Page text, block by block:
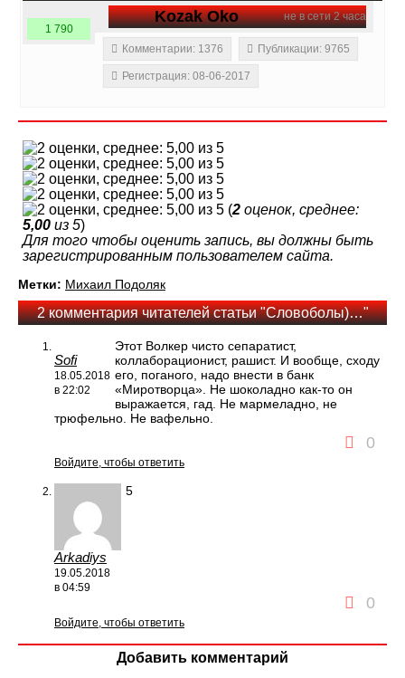
не в сети 2 часа
Kozak Oko
1 790
Комментарии: 1376
Публикации: 9765
Регистрация: 08-06-2017
(2 оценок, среднее:
5,00 из 5)
Для того чтобы оценить запись, вы должны быть
зарегистрированным пользователем сайта.
Метки: Михаил Подоляк
2 комментария читателей статьи "Словоболы)…"
Sofi
18.05.2018
в 22:02
Этот Волкер чисто сепаратист,
коллаборационист, рашист. И вообще, сходу
его, поганого, надо внести в банк
«Миротворца». Не шоколадно как-то он
выражается, гад. Не мармеладно, не
трюфельно. Не вафельно.
0
Войдите, чтобы ответить
Arkadiys
19.05.2018
в 04:59
5
0
Войдите, чтобы ответить
Добавить комментарий